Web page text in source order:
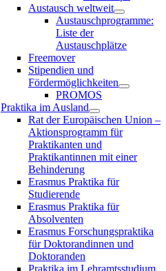
Austausch weltweit
Austauschprogramme:
Liste der
Austauschplätze
Freemover
Stipendien und
Fördermöglichkeiten
PROMOS
Praktika im Ausland
Rat der Europäischen Union –
Aktionsprogramm für
Praktikanten und
Praktikantinnen mit einer
Behinderung
Erasmus Praktika für
Studierende
Erasmus Praktika für
Absolventen
Erasmus Forschungspraktika
für Doktorandinnen und
Doktoranden
Praktika im Lehramtsstudium